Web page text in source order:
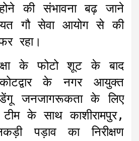
की संभावना बढ़ जाने
गौ सेवा आयोग से की
रहा।
के फोटो शूट के बाद
के नगर आयुक्त
जनजागरूकता के लिए
के साथ काशीरामपुर,
पड़ाव का निरीक्षण